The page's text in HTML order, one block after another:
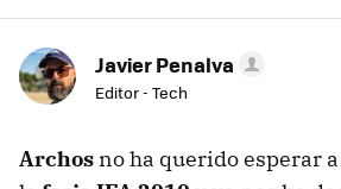
Javier Penalva
Editor - Tech
Archos no ha querido esperar